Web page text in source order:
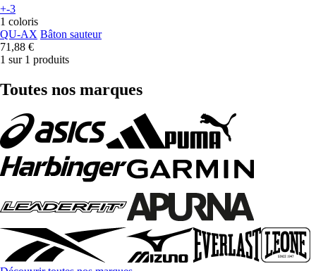
+-3
1 coloris
QU-AX Bâton sauteur
71,88 €
1 sur 1 produits
Toutes nos marques